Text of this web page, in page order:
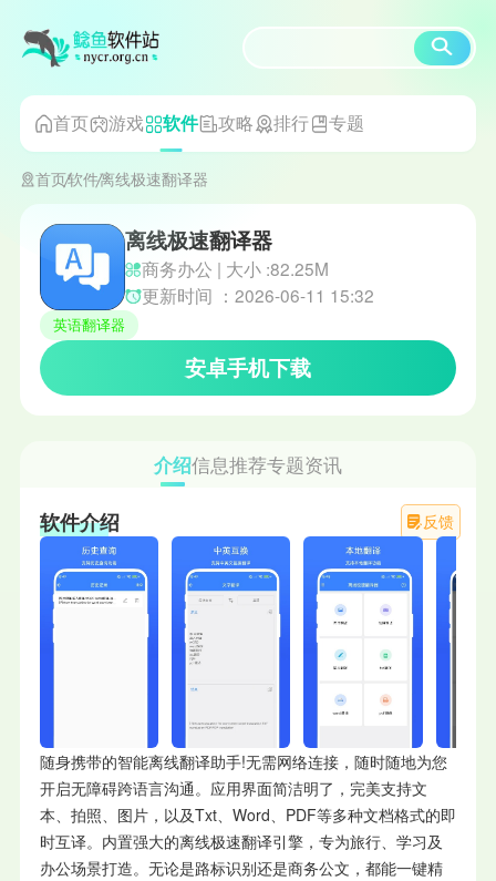
首页 游戏 软件 攻略 排行 专题
首页软件离线极速翻译器
离线极速翻译器
商务办公 | 大小 :82.25M
更新时间 ：2026-06-11 15:32
英语翻译器
安卓手机下载
介绍信息推荐专题资讯
反馈
软件介绍
随身携带的智能离线翻译助手!无需网络连接，随时随地为您
开启无障碍跨语言沟通。应用界面简洁明了，完美支持文
本、拍照、图片，以及Txt、Word、PDF等多种文档格式的即
时互译。内置强大的离线极速翻译引擎，专为旅行、学习及
办公场景打造。无论是路标识别还是商务公文，都能一键精